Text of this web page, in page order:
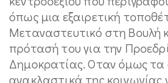
όπως μια εξαιρετική
Μεταναστευτικό στη Βουλή
πρότασή του για την
Δημοκρατίας. Οταν όμως τα
ανακλαστικά της κοινωνίας